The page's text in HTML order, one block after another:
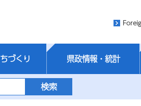
づくり 県政情報・統計